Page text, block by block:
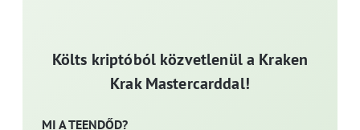
Költs kriptóból közvetlenül a Kraken
Krak Mastercarddal!
MI A TEENDŐD?